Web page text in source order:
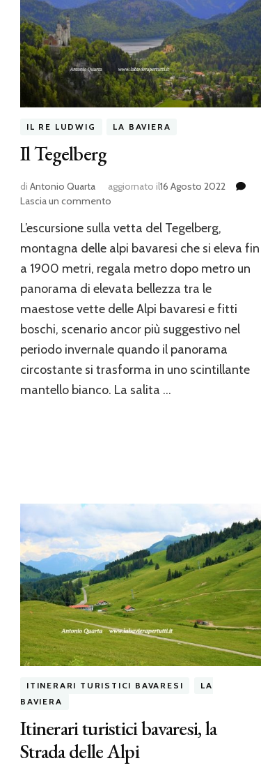
IL RE LUDWIG LA BAVIERA
Il Tegelberg
di Antonio Quarta aggiornato il16 Agosto 2022
Lascia un commentosu
Tegelberg
L’escursione sulla vetta del Tegelberg,
montagna delle alpi bavaresi che si eleva fin
a 1900 metri, regala metro dopo metro un
panorama di elevata bellezza tra le
maestose vette delle Alpi bavaresi e fitti
boschi, scenario ancor più suggestivo nel
periodo invernale quando il panorama
circostante si trasforma in uno scintillante
mantello bianco. La salita …
ITINERARI TURISTICI BAVARESI
LA
BAVIERA
Itinerari turistici bavaresi, la
Strada delle Alpi